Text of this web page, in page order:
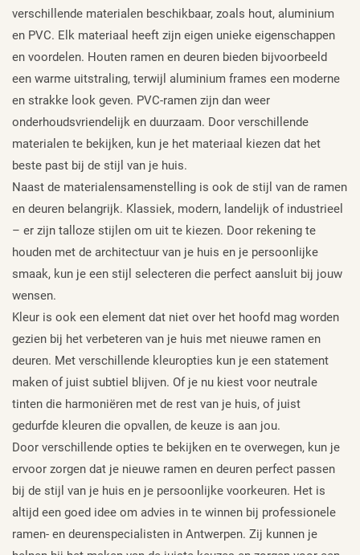
verschillende materialen beschikbaar, zoals hout, aluminium
en PVC. Elk materiaal heeft zijn eigen unieke eigenschappen
en voordelen. Houten ramen en deuren bieden bijvoorbeeld
een warme uitstraling, terwijl aluminium frames een moderne
en strakke look geven. PVC-ramen zijn dan weer
onderhoudsvriendelijk en duurzaam. Door verschillende
materialen te bekijken, kun je het materiaal kiezen dat het
beste past bij de stijl van je huis.
Naast de materialensamenstelling is ook de stijl van de ramen
en deuren belangrijk. Klassiek, modern, landelijk of industrieel
– er zijn talloze stijlen om uit te kiezen. Door rekening te
houden met de architectuur van je huis en je persoonlijke
smaak, kun je een stijl selecteren die perfect aansluit bij jouw
wensen.
Kleur is ook een element dat niet over het hoofd mag worden
gezien bij het verbeteren van je huis met nieuwe ramen en
deuren. Met verschillende kleuropties kun je een statement
maken of juist subtiel blijven. Of je nu kiest voor neutrale
tinten die harmoniëren met de rest van je huis, of juist
gedurfde kleuren die opvallen, de keuze is aan jou.
Door verschillende opties te bekijken en te overwegen, kun je
ervoor zorgen dat je nieuwe ramen en deuren perfect passen
bij de stijl van je huis en je persoonlijke voorkeuren. Het is
altijd een goed idee om advies in te winnen bij professionele
ramen- en deurenspecialisten in Antwerpen. Zij kunnen je